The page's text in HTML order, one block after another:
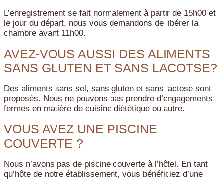
L’enregistrement se fait normalement à partir de 15h00 et
le jour du départ, nous vous demandons de libérer la
chambre avant 11h00.
AVEZ-VOUS AUSSI DES ALIMENTS
SANS GLUTEN ET SANS LACOTSE?
Des aliments sans sel, sans gluten et sans lactose sont
proposés. Nous ne pouvons pas prendre d’engagements
fermes en matière de cuisine diététique ou autre.
VOUS AVEZ UNE PISCINE
COUVERTE ?
Nous n’avons pas de piscine couverte à l’hôtel. En tant
qu’hôte de notre établissement, vous bénéficiez d’une